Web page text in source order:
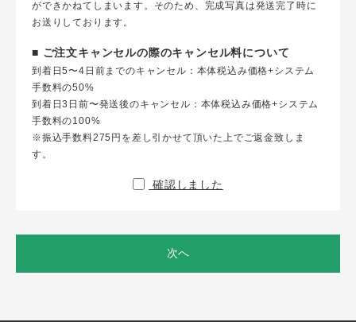
ができかねてしまいます。そのため、完成写真は発送完了時に
お送りしております。
■ ご注文キャンセルの際のキャンセル料について
到着日5〜4日前までのキャンセル：本体税込み価格+システム
手数料の50%
到着日3日前〜発送後のキャンセル：本体税込み価格+システム
手数料の100%
※振込手数料275円を差し引かせて頂いた上でご返金致しま
す。
確認しました
次へ